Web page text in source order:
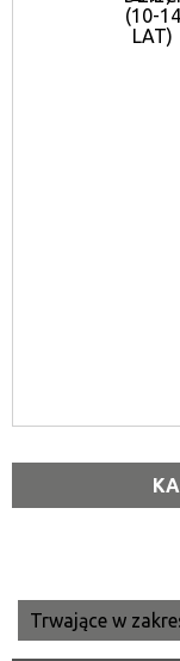
(10-14
LAT)
Szukana fraza
Trwające w